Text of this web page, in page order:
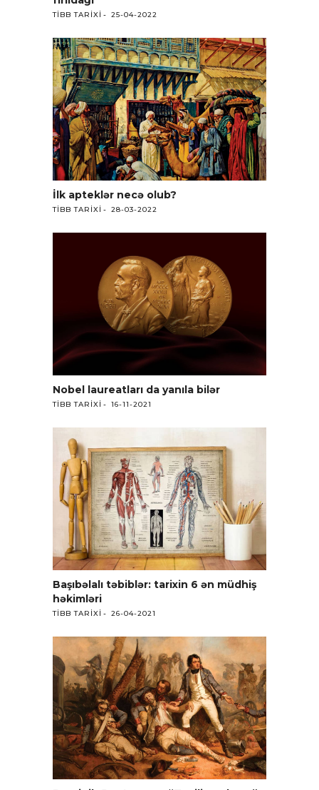
TIBB TARIXI 25-04-2022
İlk apteklər necə olub?
TIBB TARIXI 28-03-2022
Nobel laureatları da yanıla bilər
TIBB TARIXI 16-11-2021
Başıbəlalı təbiblər: tarixin 6 ən müdhiş
həkimləri
TIBB TARIXI 26-04-2021